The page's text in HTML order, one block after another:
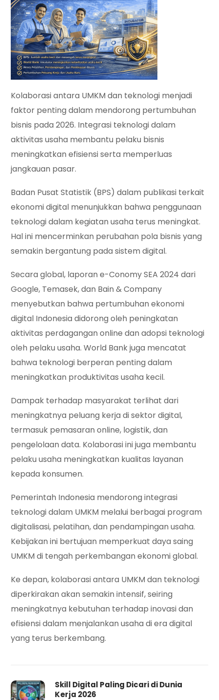
Kolaborasi antara UMKM dan teknologi menjadi
faktor penting dalam mendorong pertumbuhan
bisnis pada 2026. Integrasi teknologi dalam
aktivitas usaha membantu pelaku bisnis
meningkatkan efisiensi serta memperluas
jangkauan pasar.
Badan Pusat Statistik (BPS) dalam publikasi terkait
ekonomi digital menunjukkan bahwa penggunaan
teknologi dalam kegiatan usaha terus meningkat.
Hal ini mencerminkan perubahan pola bisnis yang
semakin bergantung pada sistem digital.
Secara global, laporan e-Conomy SEA 2024 dari
Google, Temasek, dan Bain & Company
menyebutkan bahwa pertumbuhan ekonomi
digital Indonesia didorong oleh peningkatan
aktivitas perdagangan online dan adopsi teknologi
oleh pelaku usaha. World Bank juga mencatat
bahwa teknologi berperan penting dalam
meningkatkan produktivitas usaha kecil.
Dampak terhadap masyarakat terlihat dari
meningkatnya peluang kerja di sektor digital,
termasuk pemasaran online, logistik, dan
pengelolaan data. Kolaborasi ini juga membantu
pelaku usaha meningkatkan kualitas layanan
kepada konsumen.
Pemerintah Indonesia mendorong integrasi
teknologi dalam UMKM melalui berbagai program
digitalisasi, pelatihan, dan pendampingan usaha.
Kebijakan ini bertujuan memperkuat daya saing
UMKM di tengah perkembangan ekonomi global.
Ke depan, kolaborasi antara UMKM dan teknologi
diperkirakan akan semakin intensif, seiring
meningkatnya kebutuhan terhadap inovasi dan
efisiensi dalam menjalankan usaha di era digital
yang terus berkembang.
Skill Digital Paling Dicari di Dunia
Kerja 2026